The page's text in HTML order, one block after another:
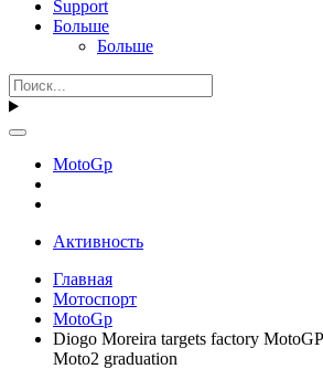
Support
Больше
Больше
MotoGp
Активность
Главная
Мотоспорт
MotoGp
Diogo Moreira targets factory
Moto2 graduation